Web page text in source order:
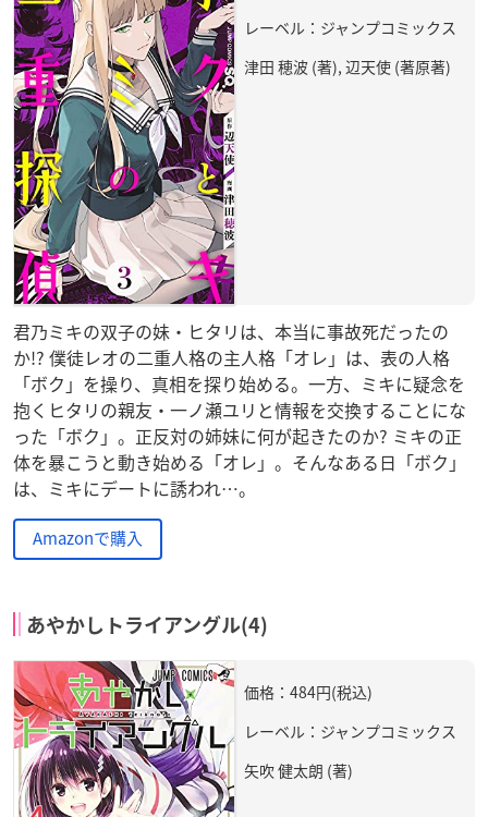
レーベル：ジャンプコミックス
津田 穂波 (著), 辺天使 (著原著)
君乃ミキの双子の妹・ヒタリは、本当に事故死だったの
か!? 僕徒レオの二重人格の主人格「オレ」は、表の人格
「ボク」を操り、真相を探り始める。一方、ミキに疑念を
抱くヒタリの親友・一ノ瀬ユリと情報を交換することにな
った「ボク」。正反対の姉妹に何が起きたのか? ミキの正
体を暴こうと動き始める「オレ」。そんなある日「ボク」
は、ミキにデートに誘われ…。
Amazonで購入
あやかしトライアングル(4)
価格：484円(税込)
レーベル：ジャンプコミックス
矢吹 健太朗 (著)